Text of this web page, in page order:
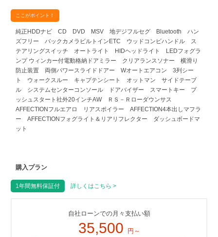
ここがポイント！
純正HDDナビ CD DVD MSV 地デジフルセグ Bluetooth ハン
ズフリー バックカメラビルトインETC ウッドコンビハンドル ス
テアリングスイッチ オートライト HIDヘッドライト LEDフォグラ
ンプ ウィンカー付電動格納ドアミラー クリアランスソナー 横滑り
防止装置 両側パワースライドドアー Wオートエアコン 3列シー
ト ウォークスルー キャプテンシート オットマン サイドテーブ
ル システムセンターコンソール ドアバイザー スマートキー プ
ッシュスタート社外20インチAW ＲＳ－Ｒローダウンサス
AFFECTIONフルエアロ リアスポイラー AFFECTION4本出しマフラ
ー AFFECTIONフォグライト＆リアリフレクター ダッシュボードマ
ット
購入プラン
1年間無料保証付 詳しくはこちら >
自社ローンでの月々支払い額
35,500 円～